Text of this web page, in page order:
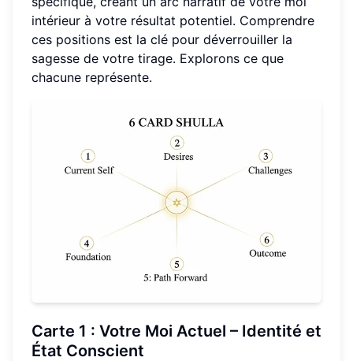
intérieur à votre résultat potentiel. Comprendre
ces positions est la clé pour déverrouiller la
sagesse de votre tirage. Explorons ce que
chacune représente.
Carte 1 : Votre Moi Actuel – Identité et
État Conscient